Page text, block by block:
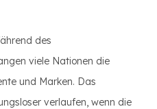
des
viele Nationen die
und Marken. Das
verlaufen, wenn die